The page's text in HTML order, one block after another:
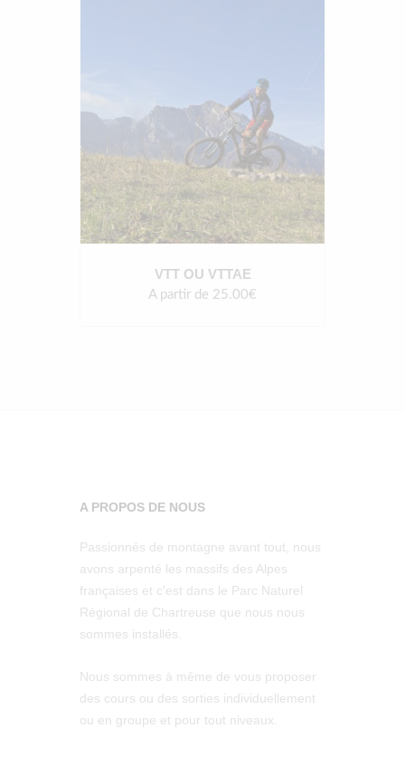
VTT OU VTTAE
A partir de 25.00€
A PROPOS DE NOUS
Passionnés de montagne avant tout, nous
avons arpenté les massifs des Alpes
françaises et c'est dans le Parc Naturel
Régional de Chartreuse que nous nous
sommes installés.
Nous sommes à même de vous proposer
des cours ou des sorties individuellement
ou en groupe et pour tout niveaux.